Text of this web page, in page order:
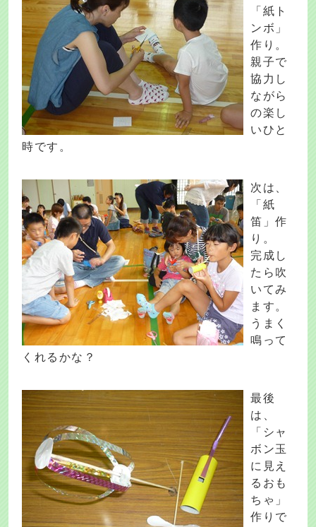
「紙ト
ンボ」
作り。
親子で
協力し
ながら
の楽し
いひと
時です。
次は、
「紙
笛」作
り。
完成し
たら吹
いてみ
ます。
うまく
鳴って
くれるかな？
最後
は、
「シャ
ボン玉
に見え
るおも
ちゃ」
作りで